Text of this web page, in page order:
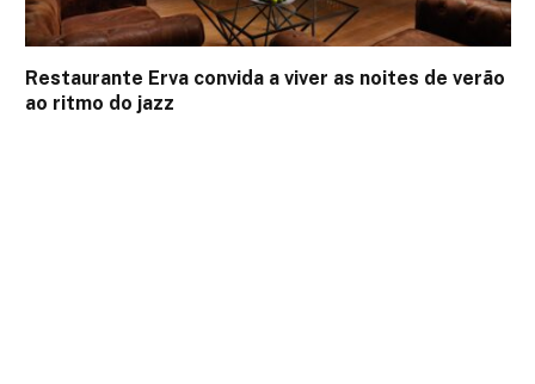
Restaurante Erva convida a viver as noites de verão
ao ritmo do jazz